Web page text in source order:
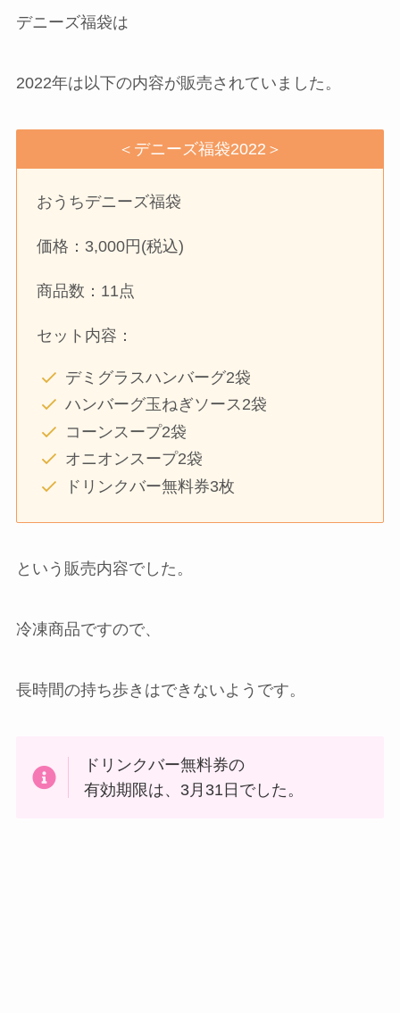
デニーズ福袋は
2022年は以下の内容が販売されていました。
＜デニーズ福袋2022＞
おうちデニーズ福袋
価格：3,000円(税込)
商品数：11点
セット内容：
デミグラスハンバーグ2袋
ハンバーグ玉ねぎソース2袋
コーンスープ2袋
オニオンスープ2袋
ドリンクバー無料券3枚
という販売内容でした。
冷凍商品ですので、
長時間の持ち歩きはできないようです。
ドリンクバー無料券の
有効期限は、3月31日でした。